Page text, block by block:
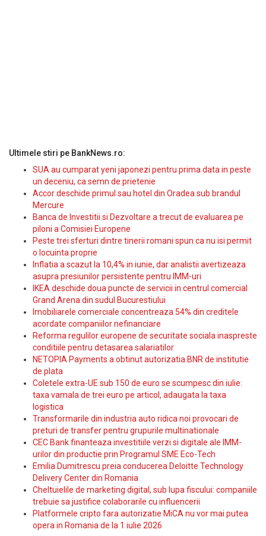
Ultimele stiri pe BankNews.ro:
SUA au cumparat yeni japonezi pentru prima data in peste
un deceniu, ca semn de prietenie
Accor deschide primul sau hotel din Oradea sub brandul
Mercure
Banca de Investitii si Dezvoltare a trecut de evaluarea pe
piloni a Comisiei Europene
Peste trei sferturi dintre tinerii romani spun ca nu isi permit
o locuinta proprie
Inflatia a scazut la 10,4% in iunie, dar analistii avertizeaza
asupra presiunilor persistente pentru IMM-uri
IKEA deschide doua puncte de servicii in centrul comercial
Grand Arena din sudul Bucurestiului
Imobiliarele comerciale concentreaza 54% din creditele
acordate companiilor nefinanciare
Reforma regulilor europene de securitate sociala inaspreste
conditiile pentru detasarea salariatilor
NETOPIA Payments a obtinut autorizatia BNR de institutie
de plata
Coletele extra-UE sub 150 de euro se scumpesc din iulie:
taxa vamala de trei euro pe articol, adaugata la taxa
logistica
Transformarile din industria auto ridica noi provocari de
preturi de transfer pentru grupurile multinationale
CEC Bank finanteaza investitiile verzi si digitale ale IMM-
urilor din productie prin Programul SME Eco-Tech
Emilia Dumitrescu preia conducerea Deloitte Technology
Delivery Center din Romania
Cheltuielile de marketing digital, sub lupa fiscului: companiile
trebuie sa justifice colaborarile cu influencerii
Platformele cripto fara autorizatie MiCA nu vor mai putea
opera in Romania de la 1 iulie 2026